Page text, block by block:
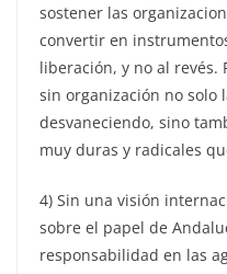
sostener las
convertir en
liberación, y no al revés.
sin organización no solo
desvaneciendo, sino
muy duras y radicales
4) Sin una visión
sobre el papel de
responsabilidad en las